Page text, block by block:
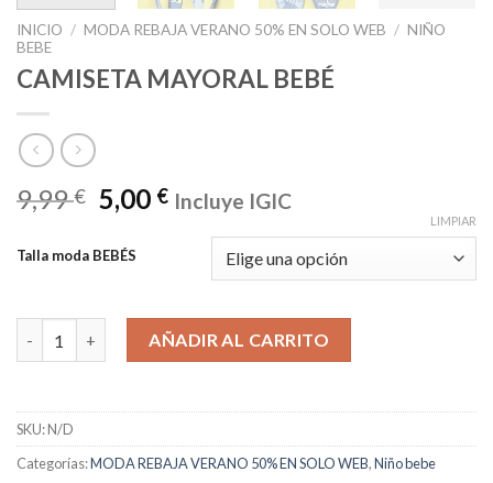
INICIO / MODA REBAJA VERANO 50% EN SOLO WEB / NIÑO
BEBE
CAMISETA MAYORAL BEBÉ
9,99€ 5,00 € Incluye IGIC
Talla moda BEBÉS
LIMPIAR
CAMISETA MAYORAL BEBÉ cantidad
AÑADIR AL CARRITO
SKU:N/D
Categorías:MODA REBAJA VERANO 50% EN SOLO WEB,Niño bebe